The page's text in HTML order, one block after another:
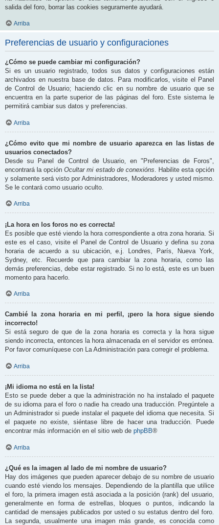
salida del foro, borrar las cookies seguramente ayudará.
Arriba
Preferencias de usuario y configuraciones
¿Cómo se puede cambiar mi configuración?
Si es un usuario registrado, todos sus datos y configuraciones están
archivados en nuestra base de datos. Para modificarlos, visite el Panel
de Control de Usuario; haciendo clic en su nombre de usuario que se
encuentra en la parte superior de las páginas del foro. Este sistema le
permitirá cambiar sus datos y preferencias.
Arriba
¿Cómo evito que mi nombre de usuario aparezca en las listas de
usuarios conectados?
Desde su Panel de Control de Usuario, en "Preferencias de Foros",
encontrará la opciónOcultar mi estado de conexións . Habilite esta opción
y solamente será visto por Administradores, Moderadores y usted mismo.
Se le contará como usuario oculto.
Arriba
¡La hora en los foros no es correcta!
Es posible que esté viendo la hora correspondiente a otra zona horaria. Si
este es el caso, visite el Panel de Control de Usuario y defina su zona
horaria de acuerdo a su ubicación, e.j. Londres, París, Nueva York,
Sydney, etc. Recuerde que para cambiar la zona horaria, como las
demás preferencias, debe estar registrado. Si no lo está, este es un buen
momento para hacerlo.
Arriba
Cambié la zona horaria en mi perfil, ¡pero la hora sigue siendo
incorrecto!
Si está seguro de que de la zona horaria es correcta y la hora sigue
siendo incorrecta, entonces la hora almacenada en el servidor es errónea.
Por favor comuníquese con La Administración para corregir el problema.
Arriba
¡Mi idioma no está en la lista!
Esto se puede deber a que la administración no ha instalado el paquete
de su idioma para el foro o nadie ha creado una traducción. Pregúntele a
un Administrador si puede instalar el paquete del idioma que necesita. Si
el paquete no existe, siéntase libre de hacer una traducción. Puede
encontrar más información en el sitio web de phpBB®
Arriba
¿Qué es la imagen al lado de mi nombre de usuario?
Hay dos imágenes que pueden aparecer debajo de su nombre de usuario
cuando esté viendo los mensajes. Dependiendo de la plantilla que utilice
el foro, la primera imagen está asociada a la posición (rank) del usuario,
generalmente en forma de estrellas, bloques o puntos, indicando la
cantidad de mensajes publicados por usted o su estatus dentro del foro.
La segunda, usualmente una imagen más grande, es conocida como